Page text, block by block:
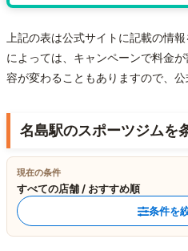
上記の表は公式サイトに記載の情
によっては、キャンペーンで料金
容が変わることもありますので、公
名島駅のスポーツジムを
現在の条件
すべての店舗 / おすすめ順
条件を